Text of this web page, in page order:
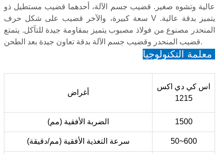
عالية وتشوه صغير. قضيب جسم الآلة، أحدهما قضيب مستطيل ذو
سعة كبيرة، والآخر قضيب على شكل حرف V يتميز بدقة عالية.
المنحدر مصنوع من فولاذ مصبوب يتميز بمقاومة جيدة للتآكل. يتمتع
قضيب المنحدر وقضيب جسم الآلة بدقة تعاون جيدة بعد الطحن.
أغراض
اس كي دي اكس
1215
الضربة الأفقية (مم) 1500
سرعة التغذية الأفقية (مم/دقيقة) 50~600